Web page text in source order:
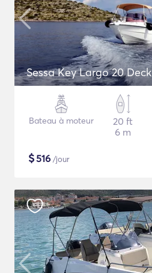
Sessa Key Largo 20 Deck
Bateau à moteur
20 ft
6 m
$516 /jour